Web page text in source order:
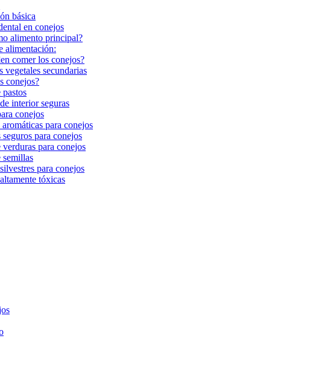
básica
en conejos
alimento principal?
alimentación:
comer los conejos?
vegetales secundarias
conejos?
interior seguras
conejos
para conejos
para conejos
verduras para conejos
semillas
para conejos
tóxicas